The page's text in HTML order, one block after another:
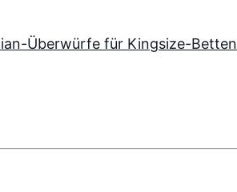
Überwürfe für Kingsize-Betten